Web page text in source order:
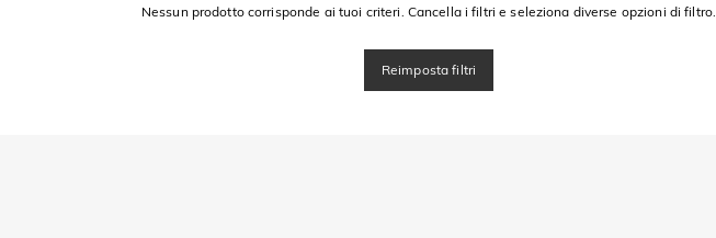
Nessun prodotto corrisponde ai tuoi criteri. Cancella i filtri e seleziona diverse opzioni di filtro.
Reimposta filtri